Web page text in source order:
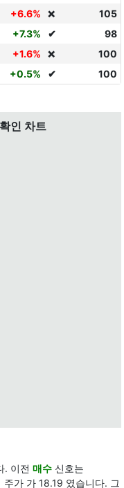
+6.6% ❌
105
+7.3% ✔
98
+1.6% ❌
100
+0.5% ✔ 100
인 차트
. 이전 매수 신호는
가 가 18.19 였습니다. 그